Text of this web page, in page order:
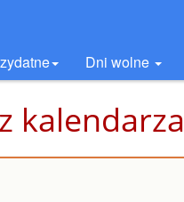
Dni wolne
kalendarza